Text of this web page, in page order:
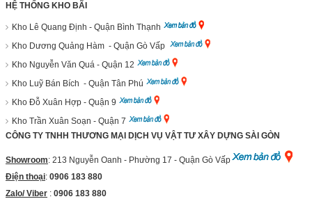
HỆ THỐNG KHO BÃI
Kho Lê Quang Định - Quận Bình Thạnh
Kho Dương Quảng Hàm - Quận Gò Vấp
Kho Nguyễn Văn Quá - Quận 12
Kho Luỹ Bán Bích - Quận Tân Phú
Kho Đỗ Xuân Hợp - Quận 9
Kho Trần Xuân Soạn - Quận 7
CÔNG TY TNHH THƯƠNG MẠI DỊCH VỤ VẬT TƯ XÂY DỰNG SÀI GÒN
Showroom: 213 Nguyễn Oanh - Phường 17 - Quận Gò Vấp
Điện thoại: 0906 183 880
Zalo/ Viber : 0906 183 880